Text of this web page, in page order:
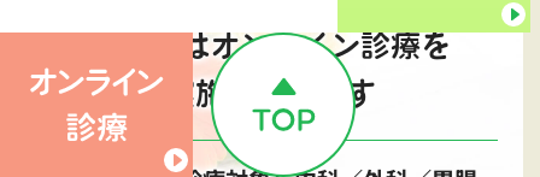
当院ではオンライン診療を
実施しています